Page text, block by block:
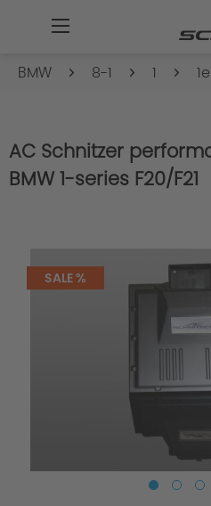
BMW 8-1 1
AC Schnitzer
BMW 1-series F20/F21
SALE %